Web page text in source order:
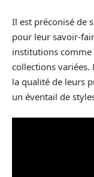
Il est préconisé de
pour leur savoir-
institutions comme
collections variées.
la qualité de leurs
un éventail de